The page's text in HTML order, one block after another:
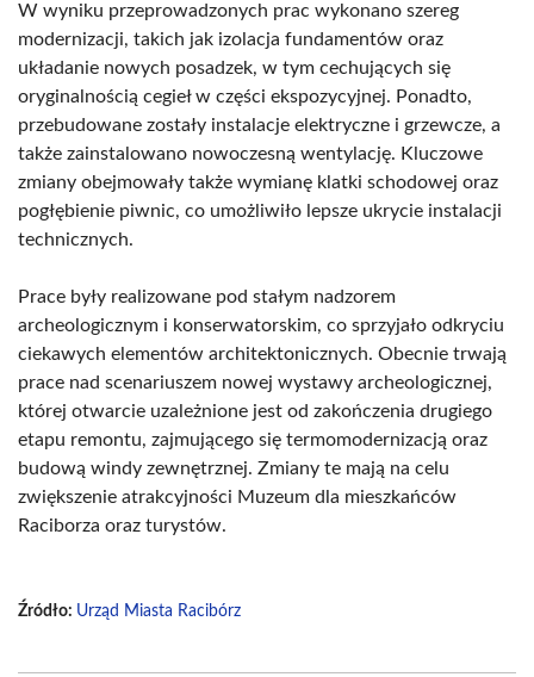
W wyniku przeprowadzonych prac wykonano szereg
modernizacji, takich jak izolacja fundamentów oraz
układanie nowych posadzek, w tym cechujących się
oryginalnością cegieł w części ekspozycyjnej. Ponadto,
przebudowane zostały instalacje elektryczne i grzewcze, a
także zainstalowano nowoczesną wentylację. Kluczowe
zmiany obejmowały także wymianę klatki schodowej oraz
pogłębienie piwnic, co umożliwiło lepsze ukrycie instalacji
technicznych.
Prace były realizowane pod stałym nadzorem
archeologicznym i konserwatorskim, co sprzyjało odkryciu
ciekawych elementów architektonicznych. Obecnie trwają
prace nad scenariuszem nowej wystawy archeologicznej,
której otwarcie uzależnione jest od zakończenia drugiego
etapu remontu, zajmującego się termomodernizacją oraz
budową windy zewnętrznej. Zmiany te mają na celu
zwiększenie atrakcyjności Muzeum dla mieszkańców
Raciborza oraz turystów.
Źródło: Urząd Miasta Racibórz